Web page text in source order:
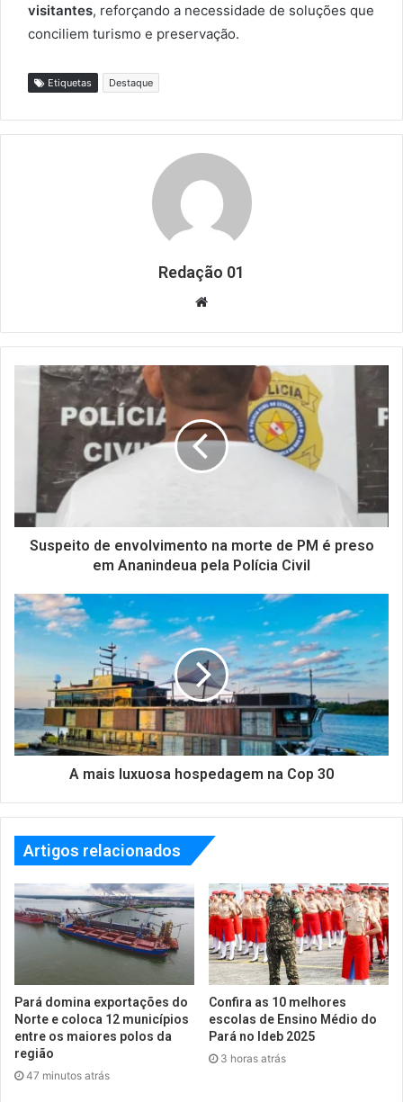
visitantes, reforçando a necessidade de soluções que
conciliem turismo e preservação.
Etiquetas Destaque
Redação 01
Website
Suspeito de envolvimento na morte de PM é preso
em Ananindeua pela Polícia Civil
A mais luxuosa hospedagem na Cop 30
Artigos relacionados
Pará domina exportações do
Norte e coloca 12 municípios
entre os maiores polos da
região
47 minutos atrás
Confira as 10 melhores
escolas de Ensino Médio do
Pará no Ideb 2025
3 horas atrás